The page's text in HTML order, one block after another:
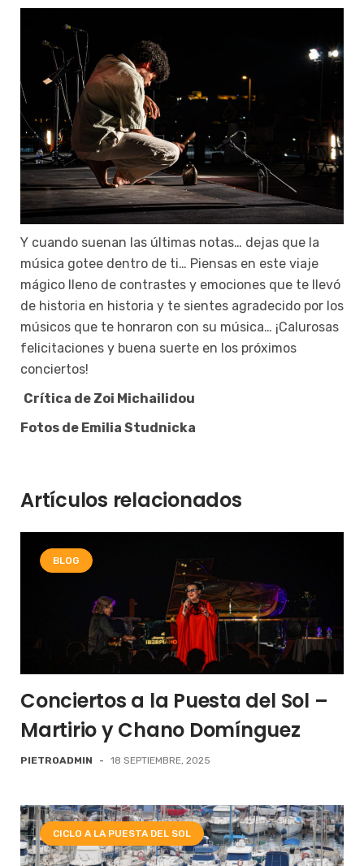
Y cuando suenan las últimas notas… dejas que la
música gotee dentro de ti… Piensas en este viaje
mágico lleno de contrastes y emociones que te llevó
de historia en historia y te sientes agradecido por los
músicos que te honraron con su música… ¡Calurosas
felicitaciones y buena suerte en los próximos
conciertos!
Crítica de Zoi Michailidou
Fotos de Emilia Studnicka
Artículos relacionados
BLOG
Conciertos a la Puesta del Sol –
Martirio y Chano Domínguez
PIETROADMIN - 18 SEPTIEMBRE, 2025
CICLO A LA PUESTA DEL SOL